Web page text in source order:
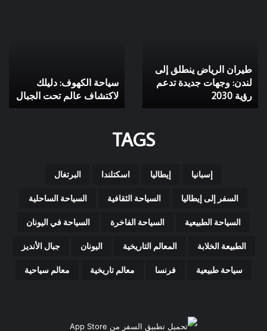
وجهات
جديدة
تدعم
رؤية
طيران الرياض ينطلق إلى
لندن: وجهات جديدة تدعم
رؤية 2030
الجبال
سياحة الكهوف: دليلك
لاكتشاف عالم تحت الجبال
TAGS
إسبانيا إيطاليا اسكتلندا البرتغال
السفر إلى إيطاليا السياحة الثقافية السياحة الساحلية
السياحة الطبيعية السياحة الفاخرة السياحة في اليونان
الطبيعة الخلابة المعالم التاريخية اليونان جبال الأنديز
سياحة طبيعية فرنسا معالم تاريخية معالم سياحية